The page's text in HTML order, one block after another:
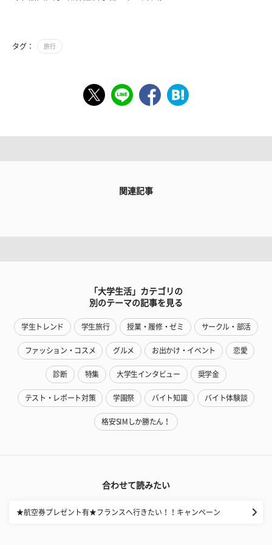
タグ： 旅行
関連記事
「大学生活」カテゴリの
別のテーマの記事を見る
学生トレンド 学生旅行 授業・履修・ゼミ サークル・部活
ファッション・コスメ グルメ お出かけ・イベント 恋愛
診断 特集 大学生インタビュー 奨学金
テスト・レポート対策 学園祭 バイト知識 バイト体験談
格安SIMしか勝たん！
合わせて読みたい
★航空券プレゼント有★フランスへ行きたい！！キャンペーン